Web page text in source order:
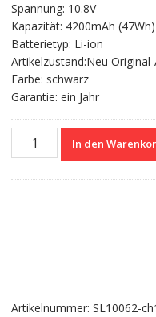
war:
79.51 CHF42.85
Spannung: 10.8V
Kapazität: 4200mAh (47Wh)
Batterietyp: Li-ion
Artikelzustand:Neu Original-
Farbe: schwarz
Garantie: ein Jahr
Nagelneuer
Menge
In den
Artikelnummer: SL10062-